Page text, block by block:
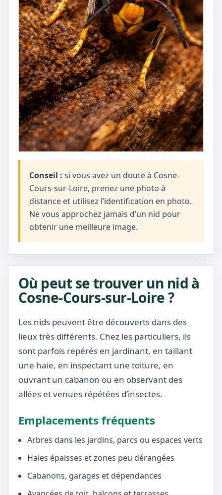
Conseil : si vous avez un doute à Cosne-
Cours-sur-Loire, prenez une photo à
distance et utilisez l’identification en photo.
Ne vous approchez jamais d’un nid pour
obtenir une meilleure image.
Où peut se trouver un nid à
Cosne-Cours-sur-Loire ?
Les nids peuvent être découverts dans des
lieux très différents. Chez les particuliers, ils
sont parfois repérés en jardinant, en taillant
une haie, en inspectant une toiture, en
ouvrant un cabanon ou en observant des
allées et venues répétées d’insectes.
Emplacements fréquents
Arbres dans les jardins, parcs ou espaces verts
Haies épaisses et zones peu dérangées
Cabanons, garages et dépendances